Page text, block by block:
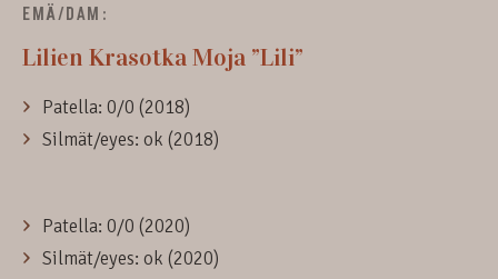
EMÄ/DAM:
Lilien Krasotka Moja ”Lili”
Patella: 0/0 (2018)
Silmät/eyes: ok (2018)
Patella: 0/0 (2020)
Silmät/eyes: ok (2020)